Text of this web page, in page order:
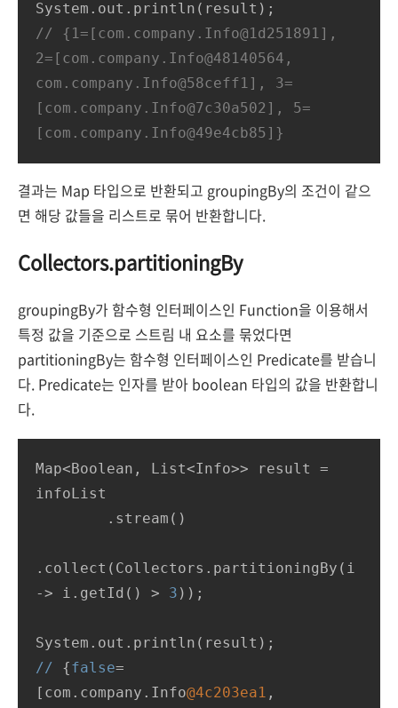
// {1=[com.company.Info@1d251891],
2=[com.company.Info@48140564,
com.company.Info@58ceff1], 3=
[com.company.Info@7c30a502], 5=
[com.company.Info@49e4cb85]}
결과는 Map 타입으로 반환되고 groupingBy의 조건이 같으
면 해당 값들을 리스트로 묶어 반환합니다.
Collectors.partitioningBy
groupingBy가 함수형 인터페이스인 Function을 이용해서
특정 값을 기준으로 스트림 내 요소를 묶었다면
partitioningBy는 함수형 인터페이스인 Predicate를 받습니
다. Predicate는 인자를 받아 boolean 타입의 값을 반환합니
다.
Map<Boolean, List<Info>> result =
infoList
.collect(Collectors.partitioningBy(i
-> i.getId() > 3 ));
// {false=
[com.company.Info@4c203ea1 ,